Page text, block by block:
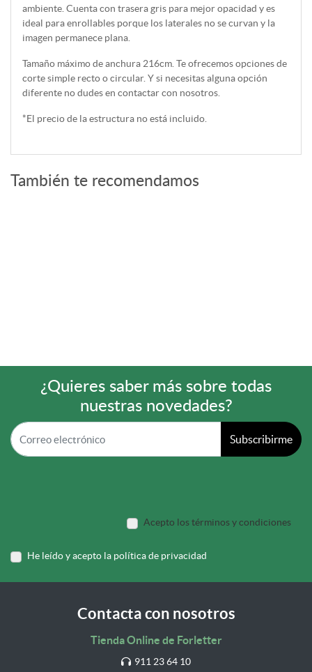
ambiente. Cuenta con trasera gris para mejor opacidad y es
ideal para enrollables porque los laterales no se curvan y la
imagen permanece plana.
Tamaño máximo de anchura 216cm. Te ofrecemos opciones de
corte simple recto o circular. Y si necesitas alguna opción
diferente no dudes en contactar con nosotros.
*El precio de la estructura no está incluido.
También te recomendamos
¿Quieres saber más sobre todas
nuestras novedades?
Subscribirme
Acepto los términos y condiciones
He leído y acepto la política de privacidad
Contacta con nosotros
Tienda Online de Forletter
911 23 64 10